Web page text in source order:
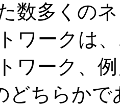
数多くの
ワークは
ワーク、
どちらか